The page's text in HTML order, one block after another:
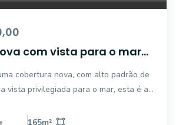
com vista para o mar
cobertura nova, com alto padrão de
vista privilegiada para o mar, esta é a
165,29m² de área privativa, distribuídos
165m²